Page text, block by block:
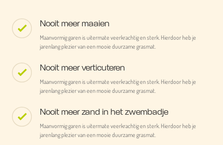
Nooit meer maaien
Maanvormig garen is uitermate veerkrachtig en sterk. Hierdoor heb je
jarenlang plezier van een mooie duurzame grasmat.
Nooit meer verticuteren
Maanvormig garen is uitermate veerkrachtig en sterk. Hierdoor heb je
jarenlang plezier van een mooie duurzame grasmat.
Nooit meer zand in het zwembadje
Maanvormig garen is uitermate veerkrachtig en sterk. Hierdoor heb je
jarenlang plezier van een mooie duurzame grasmat.